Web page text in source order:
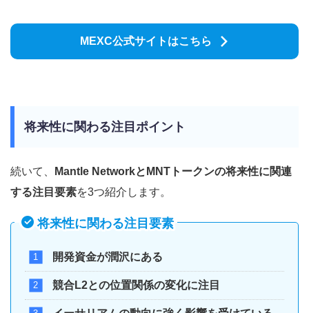
MEXC公式サイトはこちら
将来性に関わる注目ポイント
続いて、
Mantle NetworkとMNTトークンの将来性に関連
する注目要素を3つ紹介します。
将来性に関わる注目要素
開発資金が潤沢にある
競合L2との位置関係の変化に注目